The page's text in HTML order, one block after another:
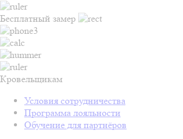
Бесплатный замер
Кровельщикам
Условия сотрудничества
Программа лояльности
Обучение для партнёров